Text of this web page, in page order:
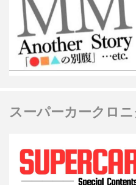
スーパーカークロ